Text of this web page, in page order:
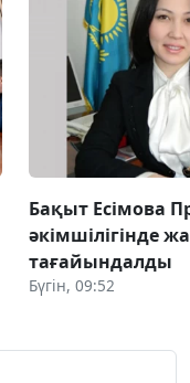
Бақыт Есімова
әкімшілігінде
тағайындалды
Бүгін, 09:52